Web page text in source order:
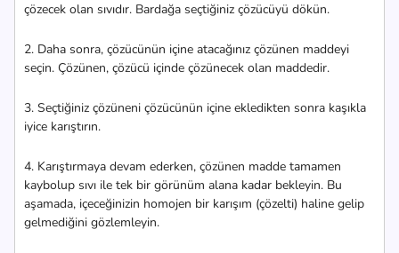
çözecek olan sıvıdır. Bardağa seçtiğiniz çözücüyü dökün.
2. Daha sonra, çözücünün içine atacağınız çözünen maddeyi
seçin. Çözünen, çözücü içinde çözünecek olan maddedir.
3. Seçtiğiniz çözüneni çözücünün içine ekledikten sonra kaşıkla
iyice karıştırın.
4. Karıştırmaya devam ederken, çözünen madde tamamen
kaybolup sıvı ile tek bir görünüm alana kadar bekleyin. Bu
aşamada, içeceğinizin homojen bir karışım (çözelti) haline gelip
gelmediğini gözlemleyin.